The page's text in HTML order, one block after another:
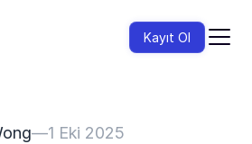
Kayıt Ol
—1 Eki 2025